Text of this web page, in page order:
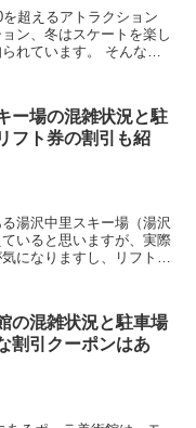
超えるアトラクション
ン、冬はスケートを楽し
ます。 そんなひ
ー場の混雑状況と駐
フト券の割引も紹
湯沢中里スキー場（湯沢
いると思いますが、実際
になりますし、リフト券
の混雑状況と駐車場
割引クーポンはあ